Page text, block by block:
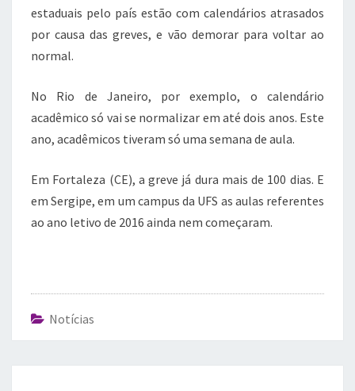
estaduais pelo país estão com calendários atrasados
por causa das greves, e vão demorar para voltar ao
normal.
No Rio de Janeiro, por exemplo, o calendário
acadêmico só vai se normalizar em até dois anos. Este
ano, acadêmicos tiveram só uma semana de aula.
Em Fortaleza (CE), a greve já dura mais de 100 dias. E
em Sergipe, em um campus da UFS as aulas referentes
ao ano letivo de 2016 ainda nem começaram.
Notícias